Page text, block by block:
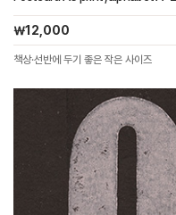
￦12,000
책상·선반에 두기 좋은 작은 사이즈